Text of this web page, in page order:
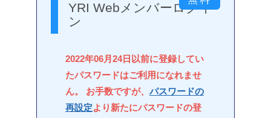
YRI Webメンバーログイ
ン
2022年06月24日以前に登録してい
たパスワードはご利用になれませ
ん。 お手数ですが、 パスワードの
再設定より新たにパスワードの登